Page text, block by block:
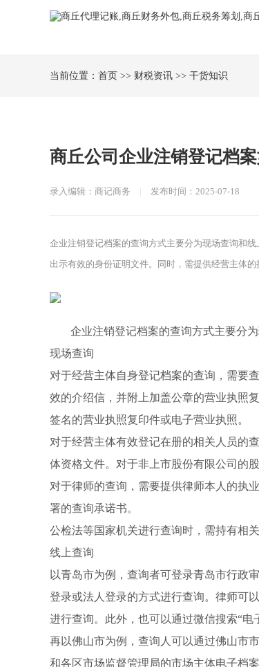
当前位置： 首页 >> 财税资讯 >> 干货知识
商丘公司企业注销登记档
录入编辑：商记商务 发布时间：2025-07-18
企业注销登记档案的查询方式主要分为现场查询和
出示有效的身份证明文件。同时，需提供经营主体
企业注销登记档案的查询方式主要分
现场查询
对于经营主体自身登记档案的查询，需要
效的介绍信，并附上加盖公章的营业执照
签名的营业执照复印件或电子营业执照。
对于经营主体有效登记在册的相关人员的
体资格文件。对于非上市股份有限公司的
对于律师的查询，需要提供律师本人的执
署的查询承诺书。
公检法等国家机关进行查询时，需持有相
线上查询
以青岛市为例，查询者可登录青岛市行政
登录或法人登录的方式进行查询。律师可
进行查询。此外，也可以通过微信搜索“电
再以佛山市为例，查询人可以通过佛山市
和各区市场监督管理局的市场主体电子档